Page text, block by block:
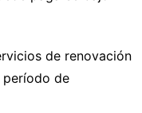
de renovación
período de